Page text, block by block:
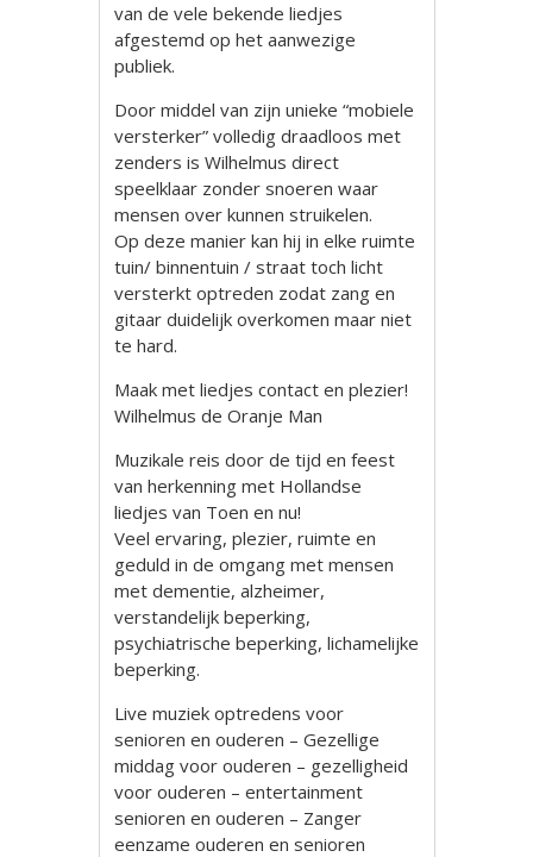
van de vele bekende liedjes
afgestemd op het aanwezige
publiek.
Door middel van zijn unieke “mobiele
versterker” volledig draadloos met
zenders is Wilhelmus direct
speelklaar zonder snoeren waar
mensen over kunnen struikelen.
Op deze manier kan hij in elke ruimte
tuin/ binnentuin / straat toch licht
versterkt optreden zodat zang en
gitaar duidelijk overkomen maar niet
te hard.
Maak met liedjes contact en plezier!
Wilhelmus de Oranje Man
Muzikale reis door de tijd en feest
van herkenning met Hollandse
liedjes van Toen en nu!
Veel ervaring, plezier, ruimte en
geduld in de omgang met mensen
met dementie, alzheimer,
verstandelijk beperking,
psychiatrische beperking, lichamelijke
beperking.
Live muziek optredens voor
senioren en ouderen – Gezellige
middag voor ouderen – gezelligheid
voor ouderen – entertainment
senioren en ouderen – Zanger
eenzame ouderen en senioren